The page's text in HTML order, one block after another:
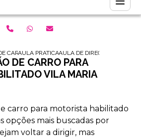
CARRO PARA HABILITADOS
AULA PRATICA DE CARRO PARA
AULA DE DIRECAO DE
DE CARRO PARA
VILA MARIA
carro para motorista habilitado
opções mais buscadas por
voltar a dirigir, mas